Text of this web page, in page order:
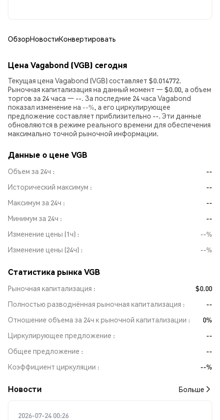
ОбзорНовостиКонвертировать
Цена Vagabond (VGB) сегодня
Текущая цена Vagabond (VGB) составляет $0.014772.
Рыночная капитализация на данный момент — $0.00, а объем
торгов за 24 часа — --. За последние 24 часа Vagabond
показал изменение на --%, а его циркулирующее
предложение составляет приблизительно --. Эти данные
обновляются в режиме реального времени для обеспечения
максимально точной рыночной информации.
Данные о цене VGB
Объем за 24ч
--
Исторический максимум
--
Максимум за 24ч
--
Минимум за 24ч
--
Изменение цены (1ч)
--%
Изменение цены (24ч)
--%
Статистика рынка VGB
Рыночная капитализация
$0.00
Полностью разводнённая рыночная капитализация
--
Отношение объема за 24ч к рыночной капитализации
0%
Циркулирующее предложение
--
Общее предложение
--
Коэффициент циркуляции
--%
Новости Больше
2026-07-24 00:26